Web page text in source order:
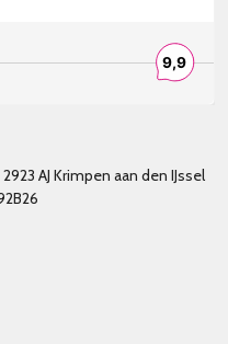
AJ Krimpen aan den IJssel